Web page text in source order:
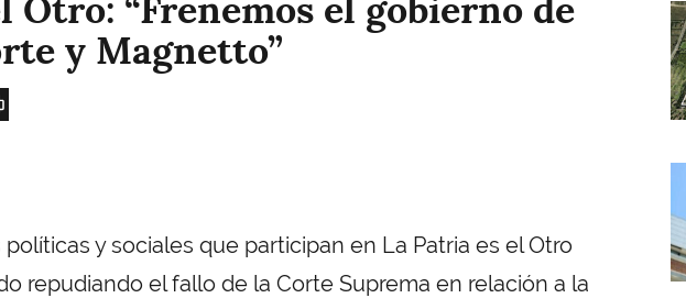
Otro: “Frenemos el gobierno de
y Magnetto”
y sociales que participan en La Patria es el Otro
repudiando el fallo de la Corte Suprema en relación a la